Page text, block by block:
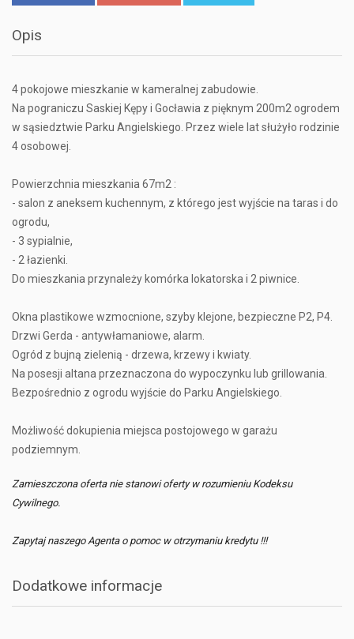
Opis
4 pokojowe mieszkanie w kameralnej zabudowie.
Na pograniczu Saskiej Kępy i Gocławia z pięknym 200m2 ogrodem
w sąsiedztwie Parku Angielskiego. Przez wiele lat służyło rodzinie
4 osobowej.
Powierzchnia mieszkania 67m2 :
- salon z aneksem kuchennym, z którego jest wyjście na taras i do
ogrodu,
- 3 sypialnie,
- 2 łazienki.
Do mieszkania przynależy komórka lokatorska i 2 piwnice.
Okna plastikowe wzmocnione, szyby klejone, bezpieczne P2, P4.
Drzwi Gerda - antywłamaniowe, alarm.
Ogród z bujną zielenią - drzewa, krzewy i kwiaty.
Na posesji altana przeznaczona do wypoczynku lub grillowania.
Bezpośrednio z ogrodu wyjście do Parku Angielskiego.
Możliwość dokupienia miejsca postojowego w garażu
podziemnym.
Zamieszczona oferta nie stanowi oferty w rozumieniu Kodeksu
Cywilnego.
Zapytaj naszego Agenta o pomoc w otrzymaniu kredytu !!!
Dodatkowe informacje